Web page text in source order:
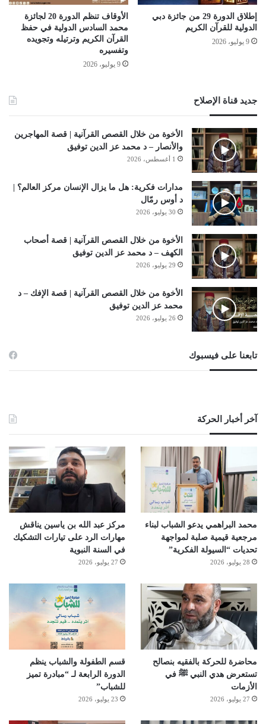
إطلاق الدورة 29 من جائزة دبي
الدولية للقرآن الكريم
9 يوليو، 2026
الأوقاف تنظم الدورة 20 لجائزة
محمد السادس الدولية في حفظ
القرآن الكريم وترتيله وتجويده
وتفسيره
9 يوليو، 2026
جديد قناة الإصلاح
الأخوة من خلال القصص القرآنية | قصة المهاجرين
والأنصار – د محمد عز الدين توفيق
1 أغسطس، 2026
مدارات فكرية: هل ما يزال الإنسان مركز العالم؟ |
د أوس رمّال
30 يوليو، 2026
الأخوة من خلال القصص القرآنية | قصة أصحاب
الكهف – د محمد عز الدين توفيق
29 يوليو، 2026
الأخوة من خلال القصص القرآنية | قصة الإفك – د
محمد عز الدين توفيق
26 يوليو، 2026
تابعنا على فيسبوك
آخر أخبار الحركة
محمد البراهمي يدعو الشباب لبناء
مرجعية قيمية صلبة لمواجهة
تحديات “السيولة الفكرية”
28 يوليو، 2026
مركز عبد الله بن ياسين يناقش
مهارات الرد على تيارات التشكيك
في السنة النبوية
27 يوليو، 2026
محاضرة للحركة بالفقيه بنصالح
تستعرض هدي النبي ﷺ في
الأزمات
27 يوليو، 2026
قسم الطفولة والشباب ينظم
الدورة الرابعة لـ “مبادرة تميز
للشباب”
23 يوليو، 2026